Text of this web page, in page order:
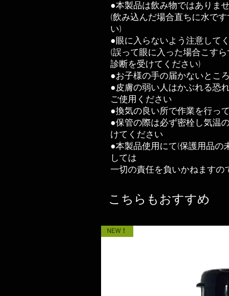
●本製品は飲み物ではありま
(飲み込んだ場合直ちに水で
い)
●眼に入らないよう注意して
(誤って眼に入った場合こす
診断を受けてください)
●お子様の手の届かないとこ
●皮膚の弱い人はかぶれる恐
ご使用ください
●換気の良い所で作業を行っ
●保管の際は必ず密栓し気温
けてください
●本製品使用にて(保護用品の
しては
一切の責任を負いかねますの
こちらもおすすめ
NEW！